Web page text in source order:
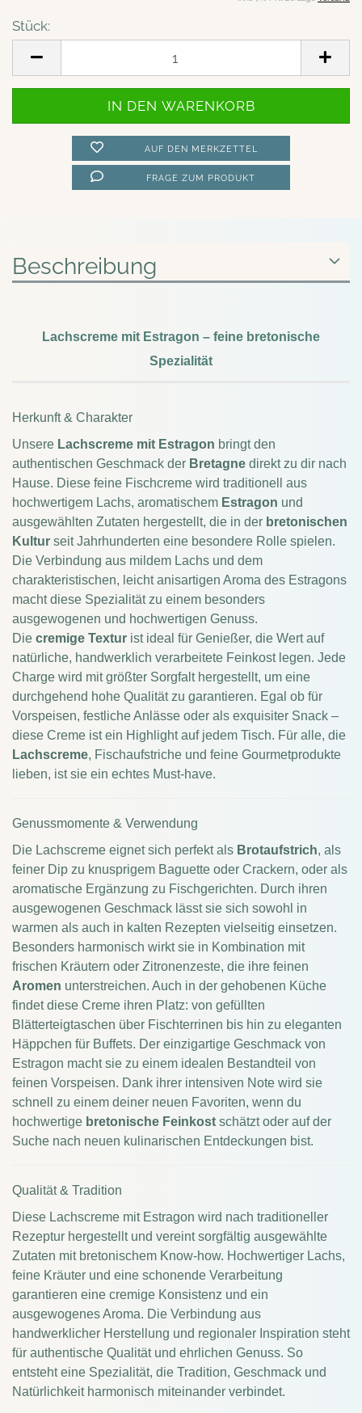
Stück:
AUF DEN MERKZETTEL
FRAGE ZUM PRODUKT
Beschreibung
Lachscreme mit Estragon – feine bretonische
Spezialität
Herkunft & Charakter
Unsere Lachscreme mit Estragon bringt den
authentischen Geschmack der Bretagne direkt zu dir nach
Hause. Diese feine Fischcreme wird traditionell aus
hochwertigem Lachs, aromatischem Estragon und
ausgewählten Zutaten hergestellt, die in der bretonischen
Kultur seit Jahrhunderten eine besondere Rolle spielen.
Die Verbindung aus mildem Lachs und dem
charakteristischen, leicht anisartigen Aroma des Estragons
macht diese Spezialität zu einem besonders
ausgewogenen und hochwertigen Genuss.
Die cremige Textur ist ideal für Genießer, die Wert auf
natürliche, handwerklich verarbeitete Feinkost legen. Jede
Charge wird mit größter Sorgfalt hergestellt, um eine
durchgehend hohe Qualität zu garantieren. Egal ob für
Vorspeisen, festliche Anlässe oder als exquisiter Snack –
diese Creme ist ein Highlight auf jedem Tisch. Für alle, die
Lachscreme, Fischaufstriche und feine Gourmetprodukte
lieben, ist sie ein echtes Must-have.
Genussmomente & Verwendung
Die Lachscreme eignet sich perfekt als Brotaufstrich, als
feiner Dip zu knusprigem Baguette oder Crackern, oder als
aromatische Ergänzung zu Fischgerichten. Durch ihren
ausgewogenen Geschmack lässt sie sich sowohl in
warmen als auch in kalten Rezepten vielseitig einsetzen.
Besonders harmonisch wirkt sie in Kombination mit
frischen Kräutern oder Zitronenzeste, die ihre feinen
Aromen unterstreichen. Auch in der gehobenen Küche
findet diese Creme ihren Platz: von gefüllten
Blätterteigtaschen über Fischterrinen bis hin zu eleganten
Häppchen für Buffets. Der einzigartige Geschmack von
Estragon macht sie zu einem idealen Bestandteil von
feinen Vorspeisen. Dank ihrer intensiven Note wird sie
schnell zu einem deiner neuen Favoriten, wenn du
hochwertige bretonische Feinkost schätzt oder auf der
Suche nach neuen kulinarischen Entdeckungen bist.
Qualität & Tradition
Diese Lachscreme mit Estragon wird nach traditioneller
Rezeptur hergestellt und vereint sorgfältig ausgewählte
Zutaten mit bretonischem Know-how. Hochwertiger Lachs,
feine Kräuter und eine schonende Verarbeitung
garantieren eine cremige Konsistenz und ein
ausgewogenes Aroma. Die Verbindung aus
handwerklicher Herstellung und regionaler Inspiration steht
für authentische Qualität und ehrlichen Genuss. So
entsteht eine Spezialität, die Tradition, Geschmack und
Natürlichkeit harmonisch miteinander verbindet.